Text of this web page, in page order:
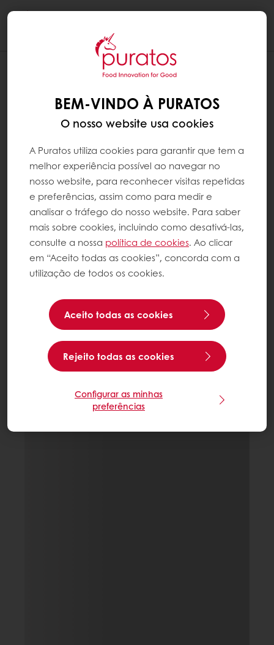
BEM-VINDO À PURATOS
O nosso website usa cookies
A Puratos utiliza cookies para garantir que tem a
melhor experiência possível ao navegar no
nosso website, para reconhecer visitas repetidas
e preferências, assim como para medir e
analisar o tráfego do nosso website. Para saber
mais sobre cookies, incluindo como desativá-las,
consulte a nossa política de cookies. Ao clicar
em “Aceito todas as cookies”, concorda com a
utilização de todos os cookies.
Aceito todas as cookies
Rejeito todas as cookies
Configurar as minhas
preferências